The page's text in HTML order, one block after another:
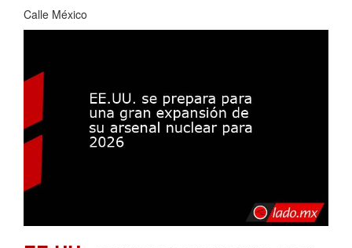
Calle México